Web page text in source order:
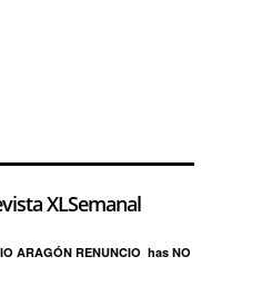
XLSemanal
ARAGÓN RENUNCIO has NO